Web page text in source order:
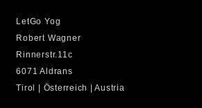
LetGo Yog
Robert Wagner
Rinnerstr.11c
6071 Aldrans
Tirol | Österreich | Austria